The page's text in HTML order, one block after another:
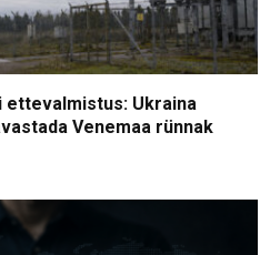
Ukraina
Venemaa rünnak